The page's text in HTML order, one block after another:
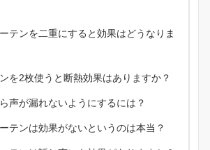
テンを二重にすると効果はどうなりま
を2枚使うと断熱効果はありますか？
声が漏れないようにするには？
テンは効果がないというのは本当？